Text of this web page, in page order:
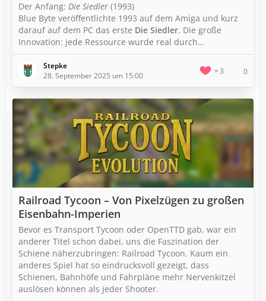
Der Anfang: Die Siedler (1993)
Blue Byte veröffentlichte 1993 auf dem Amiga und kurz
darauf auf dem PC das erste Die Siedler. Die große
Innovation: jede Ressource wurde real durch…
Stepke
28. September 2025 um 15:00
3 0
Railroad Tycoon – Von Pixelzügen zu großen
Eisenbahn-Imperien
Bevor es Transport Tycoon oder OpenTTD gab, war ein
anderer Titel schon dabei, uns die Faszination der
Schiene näherzubringen: Railroad Tycoon. Kaum ein
anderes Spiel hat so eindrucksvoll gezeigt, dass
Schienen, Bahnhöfe und Fahrpläne mehr Nervenkitzel
auslösen können als jeder Shooter.